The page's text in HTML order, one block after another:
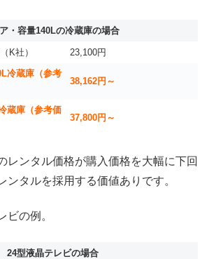
・容量140Lの冷蔵庫の場合
K社）
23,100円
冷蔵庫（参考
38,162円～
蔵庫（参考価
37,800円～
レンタル価格が購入価格を大幅に下回
ンタルを採用する価値ありです。
ビの例。
24型液晶テレビの場合